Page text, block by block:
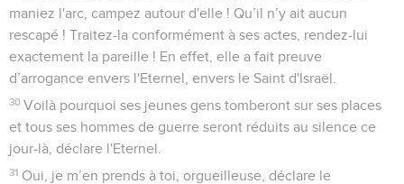
maniez l'arc, campez autour d'elle ! Qu’il n’y ait aucun
rescapé ! Traitez-la conformément à ses actes, rendez-lui
exactement la pareille ! En effet, elle a fait preuve
d’arrogance envers l'Eternel, envers le Saint d'Israël.
30 Voilà pourquoi ses jeunes gens tomberont sur ses places
et tous ses hommes de guerre seront réduits au silence ce
jour-là, déclare l'Eternel.
31 Oui, je m’en prends à toi, orgueilleuse, déclare le